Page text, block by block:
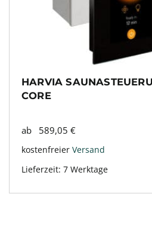
HARVIA
CORE
ab 589,05 €
kostenfreier Versand
Lieferzeit: 7 Werktage